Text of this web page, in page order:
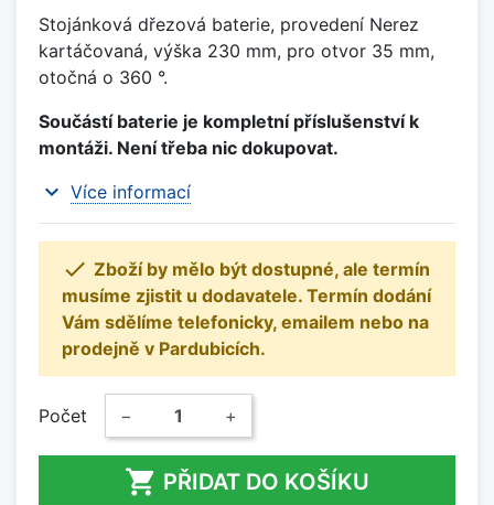
Stojánková dřezová baterie, provedení Nerez
kartáčovaná, výška 230 mm, pro otvor 35 mm,
otočná o 360 °.
Součástí baterie je kompletní příslušenství k
montáži. Není třeba nic dokupovat.
expand_more Více informací
 Zboží by mělo být dostupné, ale termín
musíme zjistit u dodavatele. Termín dodání
Vám sdělíme telefonicky, emailem nebo na
prodejně v Pardubicích.
Počet − +
 PŘIDAT DO KOŠÍKU